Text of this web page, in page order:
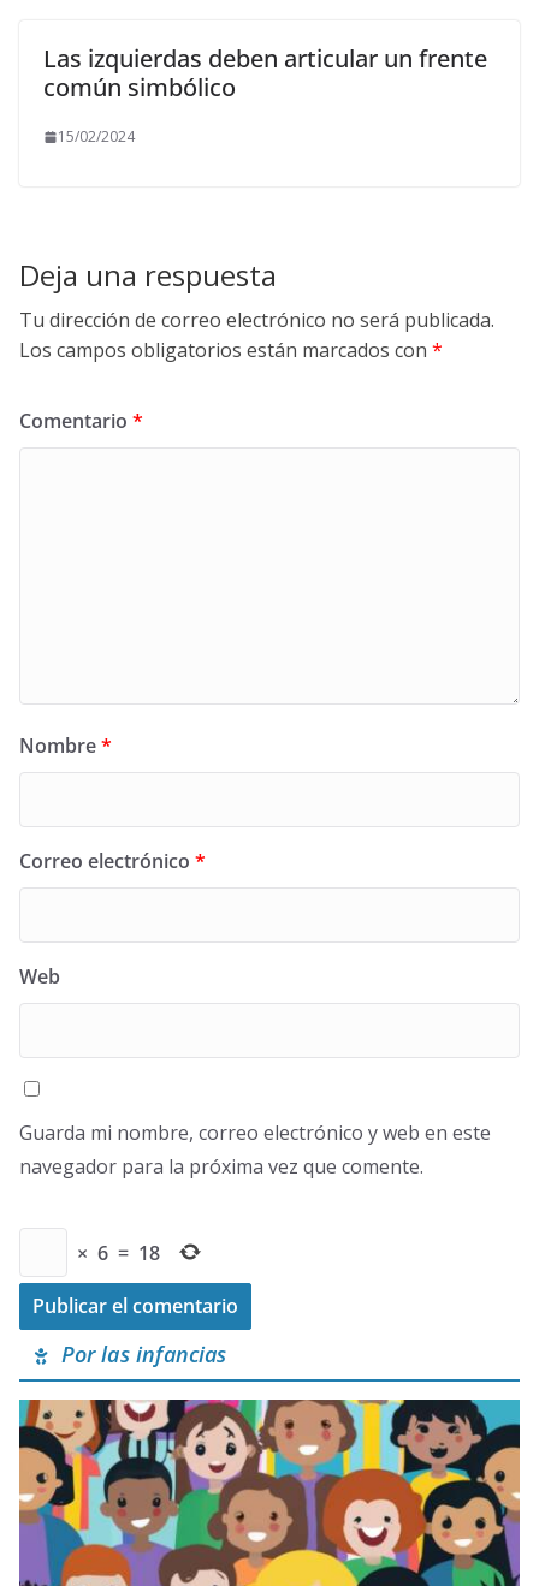
Las izquierdas deben articular un frente
común simbólico
15/02/2024
Deja una respuesta
Tu dirección de correo electrónico no será publicada.
Los campos obligatorios están marcados con *
Comentario *
Nombre*
Correo electrónico *
Web
Guarda mi nombre, correo electrónico y web en este
navegador para la próxima vez que comente.
× 6 = 18
Por las infancias